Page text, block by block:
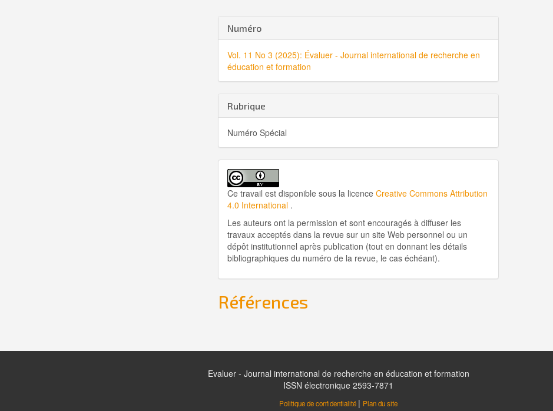
Details
de
l'article
Numéro
Vol. 11 No 3 (2025): Évaluer - Journal international de recherche en
éducation et formation
Rubrique
Numéro Spécial
Ce travail est disponible sous la licenceCreative Commons Attribution
4.0 International .
Les auteurs ont la permission et sont encouragés à diffuser les
travaux acceptés dans la revue sur un site Web personnel ou un
dépôt institutionnel après publication (tout en donnant les détails
bibliographiques du numéro de la revue, le cas échéant).
Références
Evaluer - Journal international de recherche en éducation et formation
ISSN électronique 2593-7871
Politique de confidentialité | Plan du site